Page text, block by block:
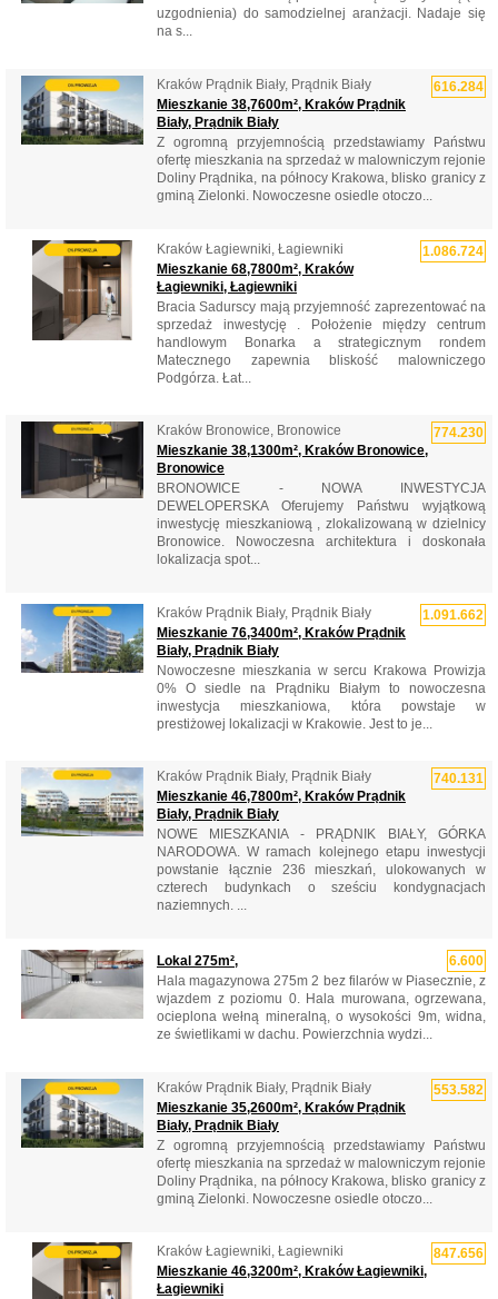
uzgodnienia) do samodzielnej aranżacji. Nadaje się
na s...
616.284
Kraków Prądnik Biały, Prądnik Biały
Mieszkanie 38,7600m², Kraków Prądnik
Biały, Prądnik Biały
Z ogromną przyjemnością przedstawiamy Państwu
ofertę mieszkania na sprzedaż w malowniczym rejonie
Doliny Prądnika, na północy Krakowa, blisko granicy z
gminą Zielonki. Nowoczesne osiedle otoczo...
1.086.724
Kraków Łagiewniki, Łagiewniki
Mieszkanie 68,7800m², Kraków
Łagiewniki, Łagiewniki
Bracia Sadurscy mają przyjemność zaprezentować na
sprzedaż inwestycję . Położenie między centrum
handlowym Bonarka a strategicznym rondem
Matecznego zapewnia bliskość malowniczego
Podgórza. Łat...
774.230
Kraków Bronowice, Bronowice
Mieszkanie 38,1300m², Kraków Bronowice,
Bronowice
BRONOWICE - NOWA INWESTYCJA
DEWELOPERSKA Oferujemy Państwu wyjątkową
inwestycję mieszkaniową , zlokalizowaną w dzielnicy
Bronowice. Nowoczesna architektura i doskonała
lokalizacja spot...
1.091.662
Kraków Prądnik Biały, Prądnik Biały
Mieszkanie 76,3400m², Kraków Prądnik
Biały, Prądnik Biały
Nowoczesne mieszkania w sercu Krakowa Prowizja
0% O siedle na Prądniku Białym to nowoczesna
inwestycja mieszkaniowa, która powstaje w
prestiżowej lokalizacji w Krakowie. Jest to je...
740.131
Kraków Prądnik Biały, Prądnik Biały
Mieszkanie 46,7800m², Kraków Prądnik
Biały, Prądnik Biały
NOWE MIESZKANIA - PRĄDNIK BIAŁY, GÓRKA
NARODOWA. W ramach kolejnego etapu inwestycji
powstanie łącznie 236 mieszkań, ulokowanych w
czterech budynkach o sześciu kondygnacjach
naziemnych. ...
6.600
Lokal 275m²,
Hala magazynowa 275m 2 bez filarów w Piasecznie, z
wjazdem z poziomu 0. Hala murowana, ogrzewana,
ocieplona wełną mineralną, o wysokości 9m, widna,
ze świetlikami w dachu. Powierzchnia wydzi...
553.582
Kraków Prądnik Biały, Prądnik Biały
Mieszkanie 35,2600m², Kraków Prądnik
Biały, Prądnik Biały
Z ogromną przyjemnością przedstawiamy Państwu
ofertę mieszkania na sprzedaż w malowniczym rejonie
Doliny Prądnika, na północy Krakowa, blisko granicy z
gminą Zielonki. Nowoczesne osiedle otoczo...
847.656
Kraków Łagiewniki, Łagiewniki
Mieszkanie 46,3200m², Kraków Łagiewniki,
Łagiewniki